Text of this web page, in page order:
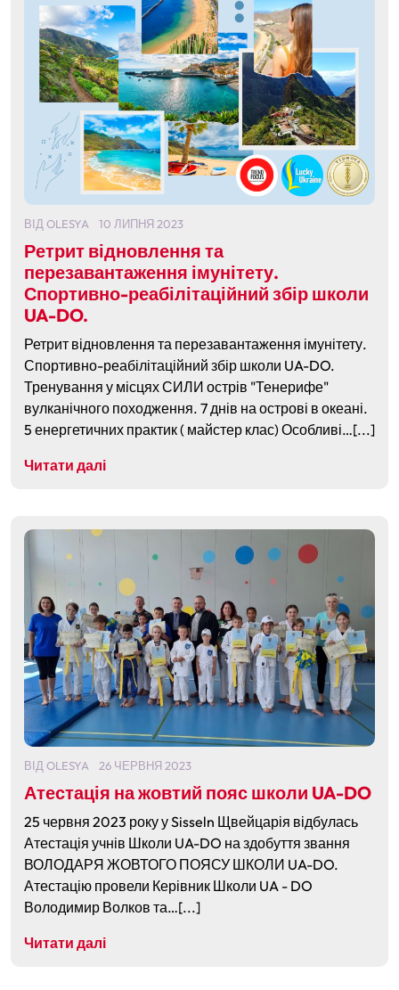
ВІД OLESYA 10 ЛИПНЯ 2023
Ретрит відновлення та
перезавантаження імунітету.
Спортивно-реабілітаційний збір школи
UA-DO.
Ретрит відновлення та перезавантаження імунітету.
Спортивно-реабілітаційний збір школи UA-DO.
Тренування у місцях СИЛИ острів "Тенерифе"
вулканічного походження. 7 днів на острові в океані.
5 енергетичних практик ( майстер клас) Особливі…[...]
Читати далі
ВІД OLESYA 26 ЧЕРВНЯ 2023
Атестація на жовтий пояс школи UA-DO
25 червня 2023 року у Sisseln Щвейцарія відбулась
Атестація учнів Школи UA-DO на здобуття звання
ВОЛОДАРЯ ЖОВТОГО ПОЯСУ ШКОЛИ UA-DO.
Атестацію провели Керівник Школи UA - DO
Володимир Волков та…[...]
Читати далі